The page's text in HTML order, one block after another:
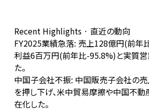
Recent Highlights · 直近の動向
FY2025業績急落: 売上128億円(前年
利益6百万円(前年比-95.8%)と実質
た。
中国子会社不振: 中国販売子会社の
を押し下げ、米中貿易摩擦や中国不
在化した。